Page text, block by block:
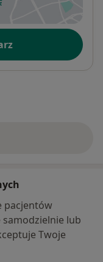
w nowej karcie
pacjentów
samodzielnie lub
Twoje